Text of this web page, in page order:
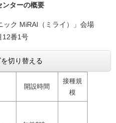
ターの概要
ック MiRAI（ミライ）」会場
12番1号
切り替える
開設時間
接種規
模